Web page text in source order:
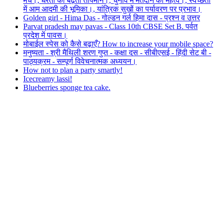
में आम आदमी की भूमिका।, यांत्रिक सुखों का पर्यावरण पर प्रभाव।
Golden girl - Hima Das - गोल्डन गर्ल हिमा दास - प्रश्न व उत्तर
Parvat pradesh may pavas - Class 10th CBSE Set B. पर्वत
प्रदेश में पावस।
मोबाईल स्पेस को कैसे बढ़ाएँ? How to increase your mobile space?
मनुष्यता - श्री मैथिली शरण गुप्त - कक्षा दस - सीबीएसई - हिंदी सेट बी -
पाठ्यक्रम - सम्पूर्ण विवेचनात्मक अध्ययन।
How not to plan a party smartly!
Icecreamy lassi!
Blueberries sponge tea cake.